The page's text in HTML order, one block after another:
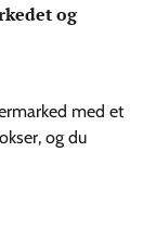
og
med et
og du